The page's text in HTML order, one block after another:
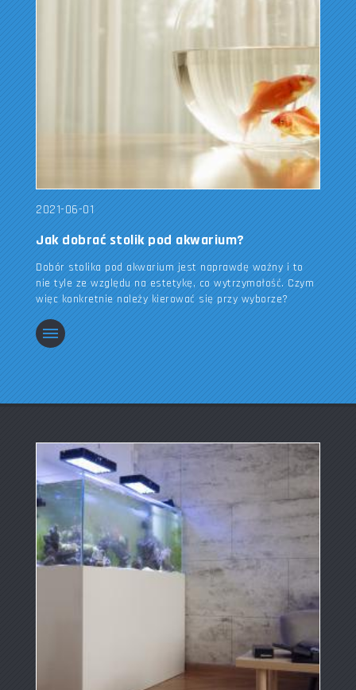
2021-06-01
Jak dobrać stolik pod akwarium?
Dobór stolika pod akwarium jest naprawdę ważny i to
nie tyle ze względu na estetykę, co wytrzymałość. Czym
więc konkretnie należy kierować się przy wyborze?